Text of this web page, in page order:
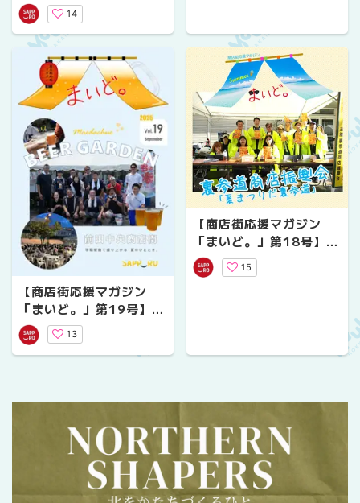
啓商店街「マルシェ」～
小学生の夢のお弁当～
14
【商店街応援マガジン
「まいど。」第19号】前
田中央商店街ビアガーデ
ン！
13
【商店街応援マガジン
「まいど。」第18号】裏
参道商店振興会「夏まつ
りだ裏参道」
15